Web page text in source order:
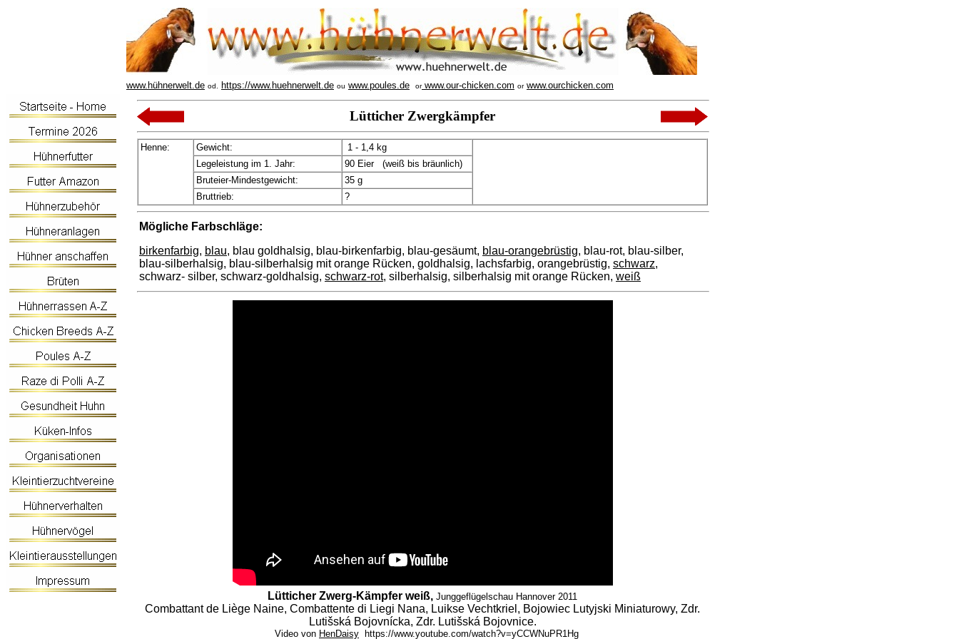
www.hühnerwelt.de od. https://www.huehnerwelt.de ou www.poules.de orwww.our-chicken.com or www.ourchicken.com
Lütticher Zwergkämpfer
Henne: Gewicht:
1 - 1,4 kg
Legeleistung im 1. Jahr:
90 Eier (weiß bis bräunlich)
Bruteier-Mindestgewicht:
35 g
Bruttrieb:
?
Mögliche Farbschläge:
birkenfarbig, blau, blau goldhalsig, blau-birkenfarbig, blau-gesäumt, blau-orangebrüstig, blau-rot, blau-silber,
blau-silberhalsig, blau-silberhalsig mit orange Rücken, goldhalsig, lachsfarbig, orangebrüstig, schwarz,
schwarz- silber, schwarz-goldhalsig, schwarz-rot, silberhalsig, silberhalsig mit orange Rücken, weiß
Lütticher Zwerg-Kämpfer weiß, Junggeflügelschau Hannover 2011
Combattant de Liège Naine, Combattente di Liegi Nana, Luikse Vechtkriel, Bojowiec Lutyjski Miniaturowy, Zdr.
Lutišská Bojovnícka, Zdr. Lutišská Bojovnice.
Video von HenDaisy https://www.youtube.com/watch?v=yCCWNuPR1Hg